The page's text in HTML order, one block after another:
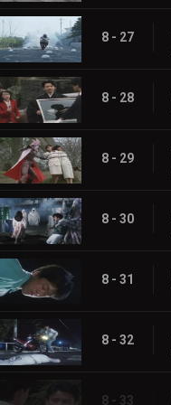
8 - 27
8 - 28
8 - 29
8 - 30
8 - 31
8 - 32
8 - 33